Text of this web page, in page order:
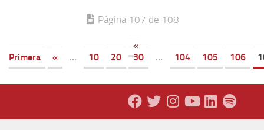
Página 107 de 108
«
Primera
« ... 10 20 30 ... 104 105 106